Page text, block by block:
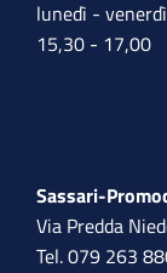
lunedì -
15,30 - 17,00
Sassari-
Via Predda
Tel. 079 263